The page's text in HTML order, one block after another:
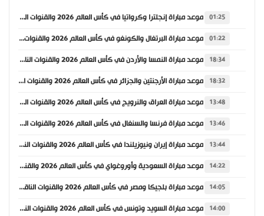
01:25 موعد مباراة إنجلترا وكرواتيا في كأس العالم 2026 والقنوات الناقلة
01:22 موعد مباراة البرتغال والكونغو في كأس العالم 2026 والقنوات الناقلة
18:34 موعد مباراة النمسا والأردن في كأس العالم 2026 والقنوات الناقلة
18:32 موعد مباراة الأرجنتين والجزائر في كأس العالم 2026 والقنوات الناقلة
13:48 موعد مباراة العراق والنرويج في كأس العالم 2026 والقنوات الناقلة
13:46 موعد مباراة فرنسا والسنغال في كأس العالم 2026 والقنوات الناقلة
13:44 موعد مباراة إيران ونيوزيلندا في كأس العالم 2026 والقنوات الناقلة
14:22 موعد مباراة السعودية وأوروغواي في كأس العالم 2026 والقنوات الناقلة
14:05 موعد مباراة بلجيكا ومصر في كأس العالم 2026 والقنوات الناقلة
14:00 موعد مباراة السويد وتونس في كأس العالم 2026 والقنوات الناقلة